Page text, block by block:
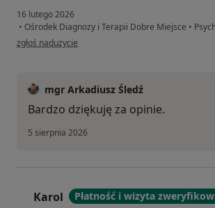
16 lutego 2026
• Ośrodek Diagnozy i Terapii Dobre Miejsce •
w opinii użytkownika Krzysztof
zgłoś nadużycie
mgr Arkadiusz Śledź
Bardzo dziękuję za opinie.
5 sierpnia 2026
Karol Płatność i wizyta